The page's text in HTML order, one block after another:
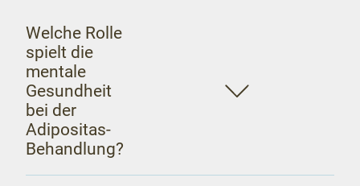
Welche Rolle
spielt die
mentale
Gesundheit
bei der
Adipositas-
Behandlung?